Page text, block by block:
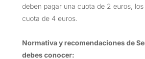
deben pagar una cuota de 2 euros,
cuota de 4 euros.
Normativa y recomendaciones de
debes conocer: